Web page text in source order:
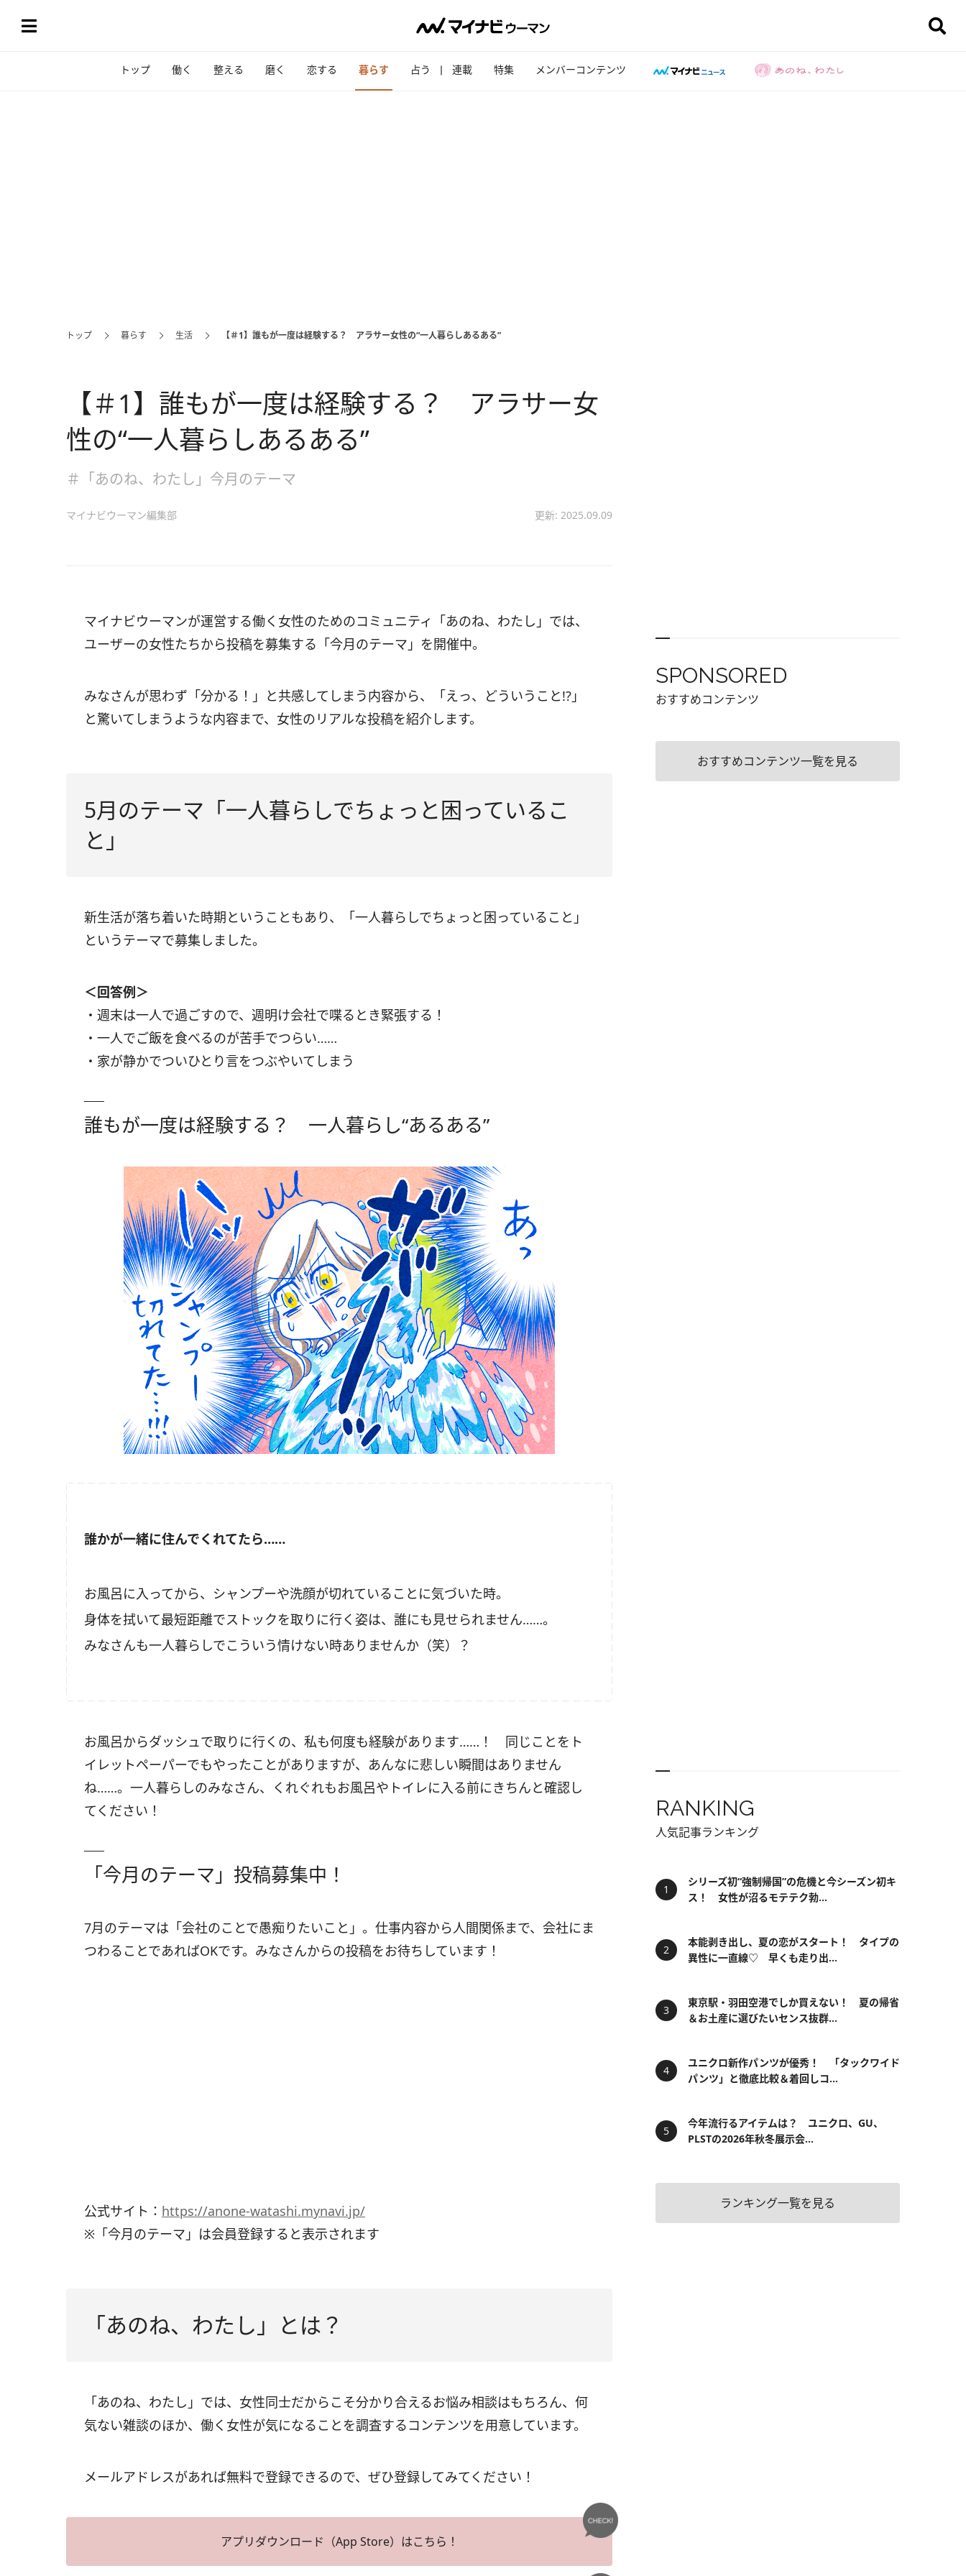
トップ 働く 整える 磨く 恋する 暮らす 占う 連載 特集 メンバーコンテンツ
トップ 暮らす 生活 【＃1】誰もが一度は経験する？ アラサー女性の“一人暮らしあるある”
【＃1】誰もが一度は経験する？ アラサー女
性の“一人暮らしあるある”
＃「あのね、わたし」今月のテーマ
マイナビウーマン編集部 更新: 2025.09.09
マイナビウーマンが運営する働く女性のためのコミュニティ「あのね、わたし」では、
ユーザーの女性たちから投稿を募集する「今月のテーマ」を開催中。
みなさんが思わず「分かる！」と共感してしまう内容から、「えっ、どういうこと!?」
と驚いてしまうような内容まで、女性のリアルな投稿を紹介します。
5月のテーマ「一人暮らしでちょっと困っているこ
と」
新生活が落ち着いた時期ということもあり、「一人暮らしでちょっと困っていること」
というテーマで募集しました。
＜回答例＞
・週末は一人で過ごすので、週明け会社で喋るとき緊張する！
・一人でご飯を食べるのが苦手でつらい……
・家が静かでついひとり言をつぶやいてしまう
誰もが一度は経験する？ 一人暮らし“あるある”
誰かが一緒に住んでくれてたら……
お風呂に入ってから、シャンプーや洗顔が切れていることに気づいた時。
身体を拭いて最短距離でストックを取りに行く姿は、誰にも見せられません……。
みなさんも一人暮らしでこういう情けない時ありませんか（笑）？
お風呂からダッシュで取りに行くの、私も何度も経験があります……！ 同じことをト
イレットペーパーでもやったことがありますが、あんなに悲しい瞬間はありません
ね……。一人暮らしのみなさん、くれぐれもお風呂やトイレに入る前にきちんと確認し
てください！
「今月のテーマ」投稿募集中！
7月のテーマは「会社のことで愚痴りたいこと」。仕事内容から人間関係まで、会社にま
つわることであればOKです。みなさんからの投稿をお待ちしています！
公式サイト： https://anone-watashi.mynavi.jp/
※「今月のテーマ」は会員登録すると表示されます
「あのね、わたし」とは？
「あのね、わたし」では、女性同士だからこそ分かり合えるお悩み相談はもちろん、何
気ない雑談のほか、働く女性が気になることを調査するコンテンツを用意しています。
メールアドレスがあれば無料で登録できるので、ぜひ登録してみてください！
アプリダウンロード（App Store）はこちら！
SPONSORED
おすすめコンテンツ
おすすめコンテンツ一覧を見る
RANKING
人気記事ランキング
シリーズ初“強制帰国”の危機と今シーズン初キ
ス！ 女性が沼るモテテク勃...
本能剥き出し、夏の恋がスタート！ タイプの
異性に一直線♡ 早くも走り出...
東京駅・羽田空港でしか買えない！ 夏の帰省
＆お土産に選びたいセンス抜群...
ユニクロ新作パンツが優秀！ 「タックワイド
パンツ」と徹底比較＆着回しコ...
今年流行るアイテムは？ ユニクロ、GU、
PLSTの2026年秋冬展示会...
ランキング一覧を見る